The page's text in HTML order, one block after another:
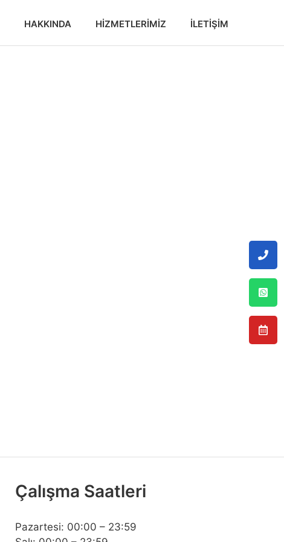
HAKKINDA HIZMETLERIMIZ İLETIŞIM
Çalışma Saatleri
Pazartesi: 00:00 – 23:59